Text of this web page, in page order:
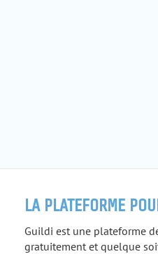
LA PLATEFORME
Guildi est une plateforme
gratuitement et quelque